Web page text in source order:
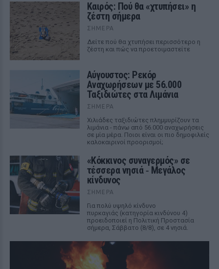
Καιρός: Πού θα «χτυπήσει» η
ζέστη σήμερα
ΣΉΜΕΡΑ
Δείτε πού θα χτυπήσει περισσότερο η
ζέστη και πώς να προετοιμαστείτε
Αύγουστος: Ρεκόρ
Αναχωρήσεων με 56.000
Ταξιδιώτες στα Λιμάνια
ΣΉΜΕΡΑ
Χιλιάδες ταξιδιώτες πλημμυρίζουν τα
λιμάνια - πάνω από 56.000 αναχωρήσεις
σε μία μέρα. Ποιοι είναι οι πιο δημοφιλείς
καλοκαιρινοί προορισμοί;
«Κόκκινος συναγερμός» σε
τέσσερα νησιά ‑ Μεγάλος
κίνδυνος
ΣΉΜΕΡΑ
Για πολύ υψηλό κίνδυνο
πυρκαγιάς (κατηγορία κινδύνου 4)
προειδοποιεί η Πολιτική Προστασία
σήμερα, Σάββατο (8/8), σε 4 νησιά.